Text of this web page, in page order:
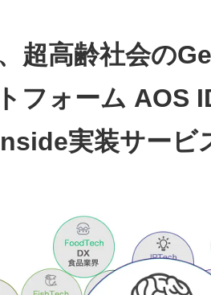
超高齢社会の
フォーム AOS
実装サービ